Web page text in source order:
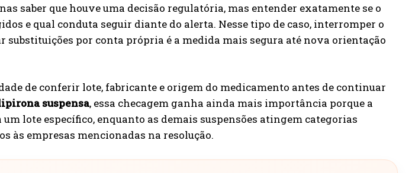
saber que houve uma decisão regulatória, mas entender exatamente se o
e qual conduta seguir diante do alerta. Nesse tipo de caso, interromper o
substituições por conta própria é a medida mais segura até nova orientação
de conferir lote, fabricante e origem do medicamento antes de continuar
suspensa, essa checagem ganha ainda mais importância porque a
lote específico, enquanto as demais suspensões atingem categorias
às empresas mencionadas na resolução.